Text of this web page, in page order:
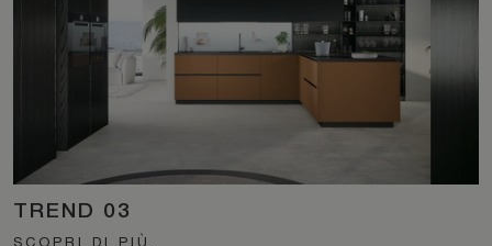
TREND 03
SCOPRI DI PIÙ